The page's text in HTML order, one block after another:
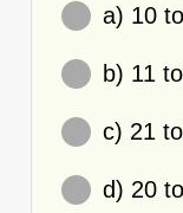
a) 10
b) 11
c) 21
d) 20